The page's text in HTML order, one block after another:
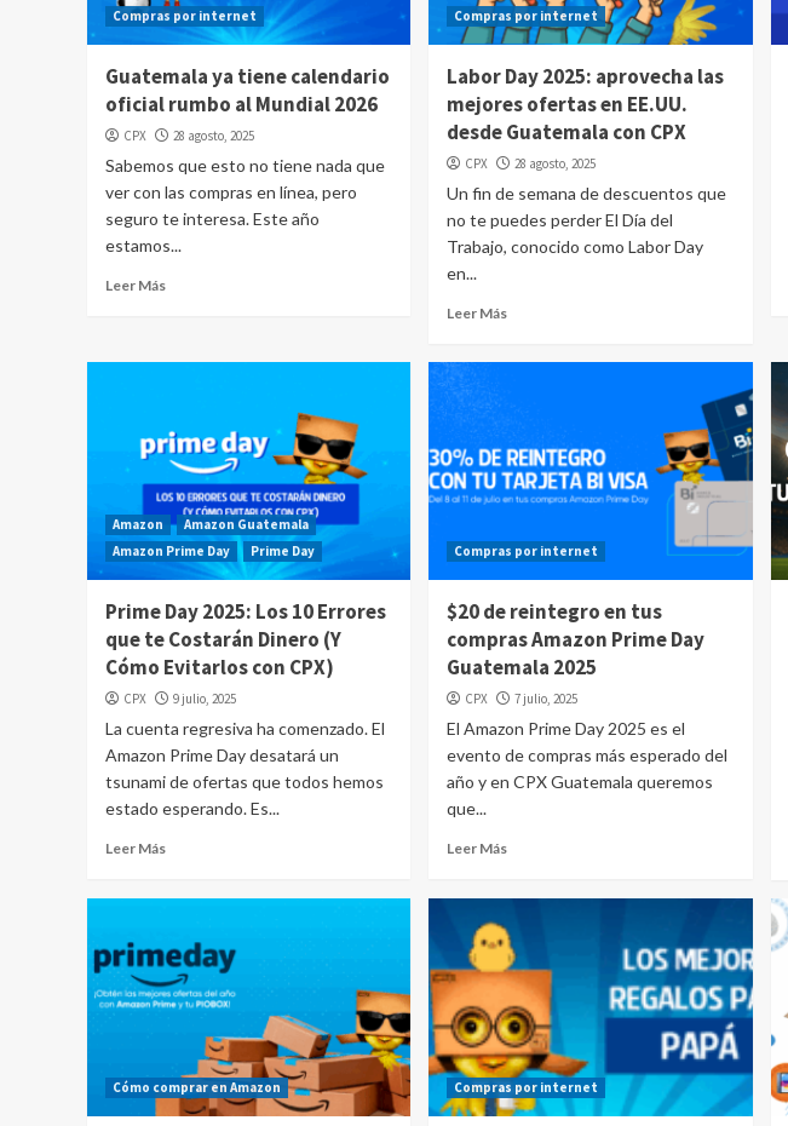
Compras por internet
Guatemala ya tiene calendario
oficial rumbo al Mundial 2026
CPX 28 agosto, 2025
Sabemos que esto no tiene nada que
ver con las compras en línea, pero
seguro te interesa. Este año
estamos...
Leer Más
Compras por internet
Labor Day 2025: aprovecha las
mejores ofertas en EE.UU.
desde Guatemala con CPX
CPX 28 agosto, 2025
Un fin de semana de descuentos que
no te puedes perder El Día del
Trabajo, conocido como Labor Day
en...
Leer Más
Amazon
Amazon Guatemala
Amazon Prime Day
Prime Day
Prime Day 2025: Los 10 Errores
que te Costarán Dinero (Y
Cómo Evitarlos con CPX)
CPX 9 julio, 2025
La cuenta regresiva ha comenzado. El
Amazon Prime Day desatará un
tsunami de ofertas que todos hemos
estado esperando. Es...
Leer Más
Compras por internet
$20 de reintegro en tus
compras Amazon Prime Day
Guatemala 2025
CPX 7 julio, 2025
El Amazon Prime Day 2025 es el
evento de compras más esperado del
año y en CPX Guatemala queremos
que...
Leer Más
Cómo comprar en Amazon Compras por internet